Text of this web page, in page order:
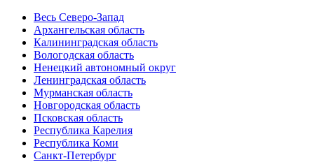
Весь Северо-Запад
Архангельская область
Калининградская область
Вологодская область
Ненецкий автономный округ
Ленинградская область
Мурманская область
Новгородская область
Псковская область
Республика Карелия
Республика Коми
Санкт-Петербург